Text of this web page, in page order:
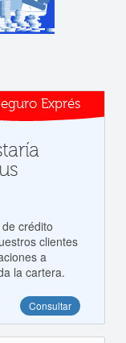
Exprés
crédito
clientes
a
la cartera.
Consultar